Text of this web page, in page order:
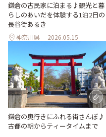
鎌倉の古民家に泊まる♪観光と暮
らしのあいだを体験する1泊2日の
長谷街あるき
神奈川県 2026.05.15
鎌倉の奥行きにふれる街さんぽ♪
古都の朝からティータイムまで